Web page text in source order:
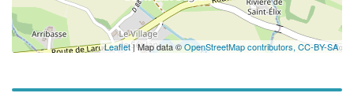
Leaflet| Map data ©OpenStreetMap contributors, CC-BY-SA